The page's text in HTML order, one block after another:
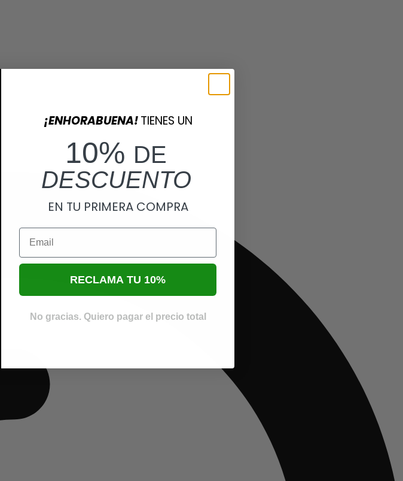
¡ENHORABUENA! TIENES UN
10% DE
DESCUENTO
EN TU PRIMERA COMPRA
Email
RECLAMA TU 10%
No gracias. Quiero pagar el precio total